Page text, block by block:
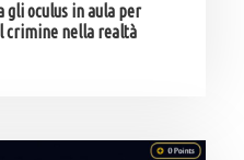
gli oculus in aula per
crimine nella realtà